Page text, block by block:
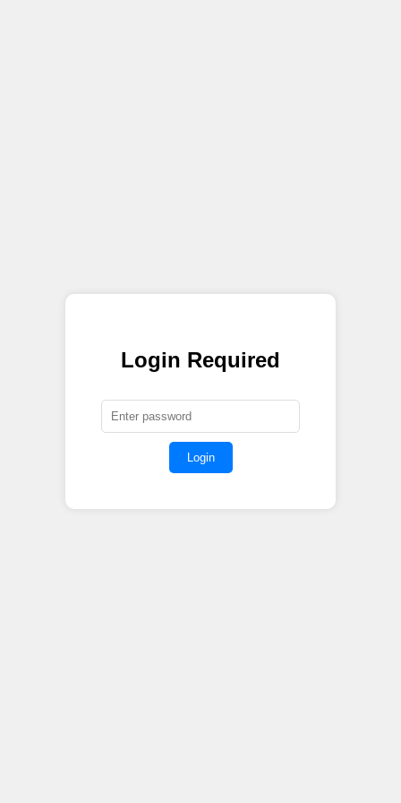
Login Required
Login